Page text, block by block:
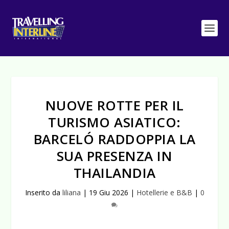
NUOVE ROTTE PER IL
TURISMO ASIATICO:
BARCELÓ RADDOPPIA LA
SUA PRESENZA IN
THAILANDIA
Inserito da liliana | 19 Giu 2026 | Hotellerie e B&B | 0